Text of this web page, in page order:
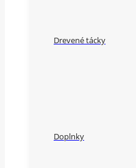
Drevené tácky
Doplnky